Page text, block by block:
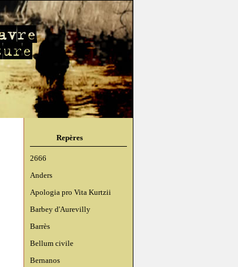
Repères
2666
Anders
Apologia pro Vita Kurtzii
Barbey d'Aurevilly
Barrès
Bellum civile
Bernanos